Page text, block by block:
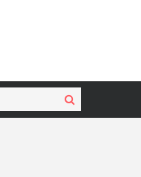
Tìm
kiếm